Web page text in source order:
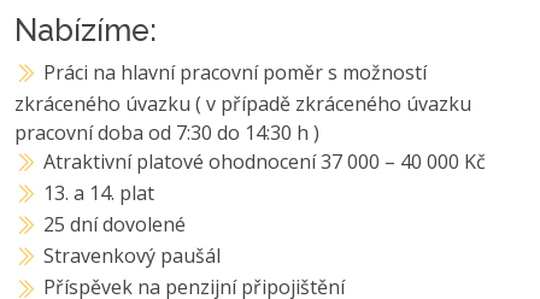
Nabízíme:
Práci na hlavní pracovní poměr s možností
zkráceného úvazku ( v případě zkráceného úvazku
pracovní doba od 7:30 do 14:30 h )
Atraktivní platové ohodnocení 37 000 – 40 000 Kč
13. a 14. plat
25 dní dovolené
Stravenkový paušál
Příspěvek na penzijní připojištění